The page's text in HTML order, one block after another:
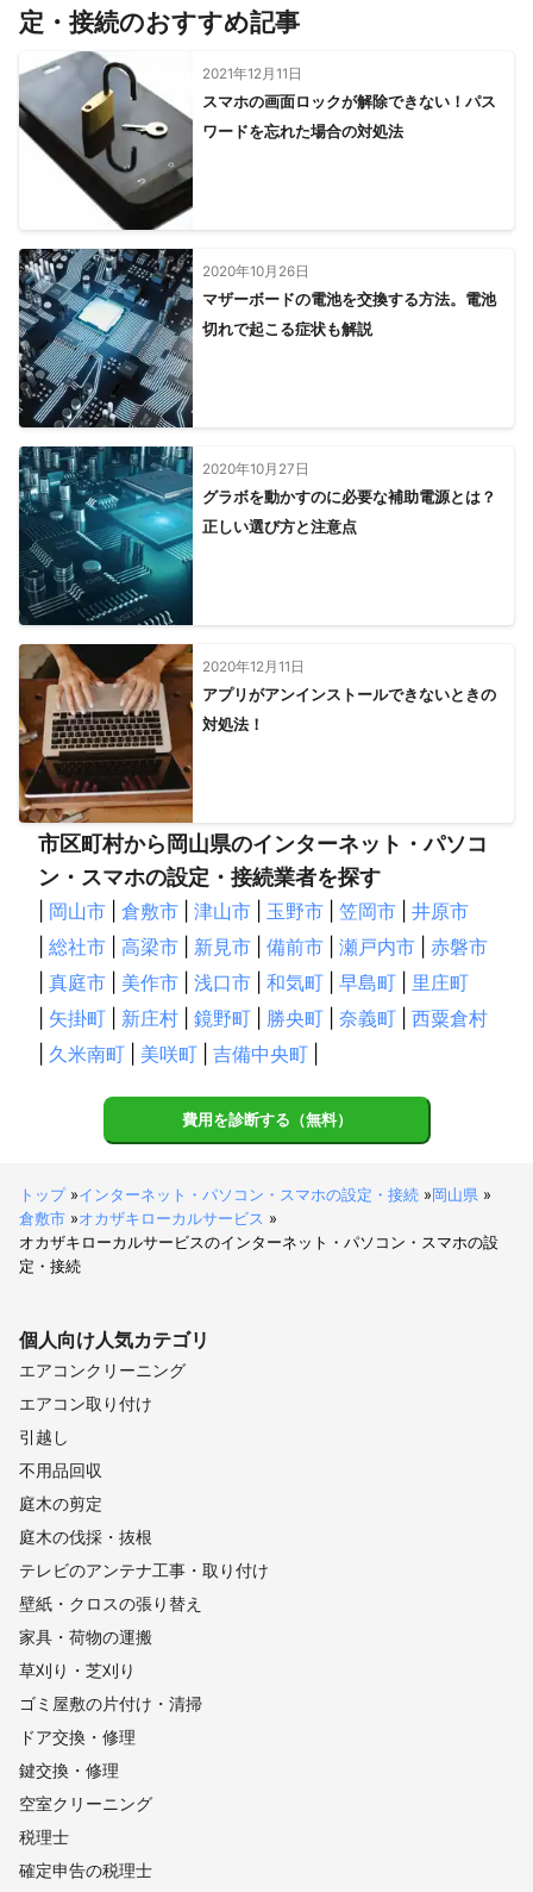
定・接続のおすすめ記事
2021年12月11日
スマホの画面ロックが解除できない！パス
ワードを忘れた場合の対処法
2020年10月26日
マザーボードの電池を交換する方法。電池
切れで起こる症状も解説
2020年10月27日
グラボを動かすのに必要な補助電源とは？
正しい選び方と注意点
2020年12月11日
アプリがアンインストールできないときの
対処法！
市区町村から岡山県のインターネット・パソコ
ン・スマホの設定・接続業者を探す
岡山市 倉敷市 津山市 玉野市 笠岡市
井原市
総社市 高梁市 新見市 備前市 瀬戸内市
赤磐市
真庭市 美作市 浅口市 和気町 早島町
里庄町
矢掛町 新庄村 鏡野町 勝央町 奈義町
西粟倉村
久米南町 美咲町 吉備中央町
費用を診断する（無料）
トップ»インターネット・パソコン・スマホの設定・接続 »岡山県 »
倉敷市 »オカザキローカルサービス »
オカザキローカルサービスのインターネット・パソコン・スマホの設
定・接続
個人向け人気カテゴリ
エアコンクリーニング
エアコン取り付け
引越し
不用品回収
庭木の剪定
庭木の伐採・抜根
テレビのアンテナ工事・取り付け
壁紙・クロスの張り替え
家具・荷物の運搬
草刈り・芝刈り
ゴミ屋敷の片付け・清掃
ドア交換・修理
鍵交換・修理
空室クリーニング
税理士
確定申告の税理士